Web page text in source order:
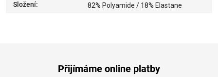
Složení: 82% Polyamide / 18% Elastane
Přijímáme online platby